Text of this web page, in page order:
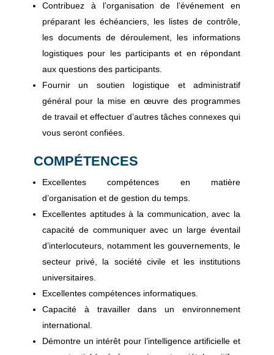
Contribuez à l’organisation de l’événement en
préparant les échéanciers, les listes de contrôle,
les documents de déroulement, les informations
logistiques pour les participants et en répondant
aux questions des participants.
Fournir un soutien logistique et administratif
général pour la mise en œuvre des programmes
de travail et effectuer d’autres tâches connexes qui
vous seront confiées.
COMPÉTENCES
Excellentes compétences en matière
d’organisation et de gestion du temps.
Excellentes aptitudes à la communication, avec la
capacité de communiquer avec un large éventail
d’interlocuteurs, notamment les gouvernements, le
secteur privé, la société civile et les institutions
universitaires.
Excellentes compétences informatiques.
Capacité à travailler dans un environnement
international.
Démontre un intérêt pour l’intelligence artificielle et